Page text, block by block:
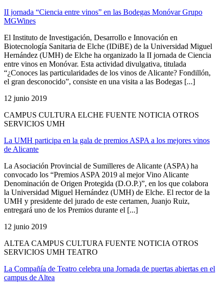
II jornada “Ciencia entre vinos” en las Bodegas Monóvar Grupo
MGWines
El Instituto de Investigación, Desarrollo e Innovación en
Biotecnología Sanitaria de Elche (IDiBE) de la Universidad Miguel
Hernández (UMH) de Elche ha organizado la II jornada de Ciencia
entre vinos en Monóvar. Esta actividad divulgativa, titulada
“¿Conoces las particularidades de los vinos de Alicante? Fondillón,
el gran desconocido”, consiste en una visita a las Bodegas [...]
12 junio 2019
CAMPUS CULTURA ELCHE FUENTE NOTICIA OTROS
SERVICIOS UMH
La UMH participa en la gala de premios ASPA a los mejores vinos
de Alicante
La Asociación Provincial de Sumilleres de Alicante (ASPA) ha
convocado los “Premios ASPA 2019 al mejor Vino Alicante
Denominación de Origen Protegida (D.O.P.)”, en los que colabora
la Universidad Miguel Hernández (UMH) de Elche. El rector de la
UMH y presidente del jurado de este certamen, Juanjo Ruiz,
entregará uno de los Premios durante el [...]
12 junio 2019
ALTEA CAMPUS CULTURA FUENTE NOTICIA OTROS
SERVICIOS UMH TEATRO
La Compañía de Teatro celebra una Jornada de puertas abiertas en el
campus de Altea